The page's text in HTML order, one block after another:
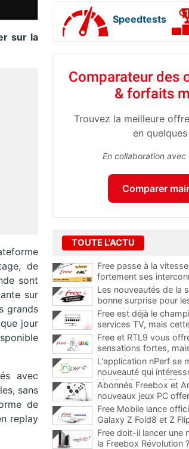
sur la
de
sont
sur
grands
jour
avec
sans
de
replay
Speedtests
Comparateur des
& forfaits
Trouvez la meilleure
en
En collaboration avec
Comparer
TOUTE L'ACTU
Free passe à la
fortement ses
Les nouveautés de la
bonne surprise pour
un mail important
sinon...
Free est déjà le
services TV, mais
encore au moins 141
Free et RTL9 vous
sensations fortes,
l'obtenir
L'application nPerf se
nouveauté qui
Mobile, Orange, SFR
Abonnés Freebox et
nouveaux jeux PC
Free Mobile lance
Galaxy Z Fold8 et Z
promos et des
Free doit-il lancer une
la Freebox Révolution ?